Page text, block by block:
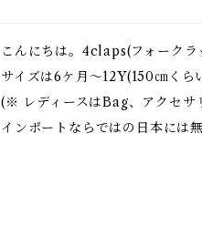
こんにちは。4claps(フォーク
サイズは6ケ月～12Y(150㎝くら
(※ レディースはBag、アクセサ
インポートならではの日本には